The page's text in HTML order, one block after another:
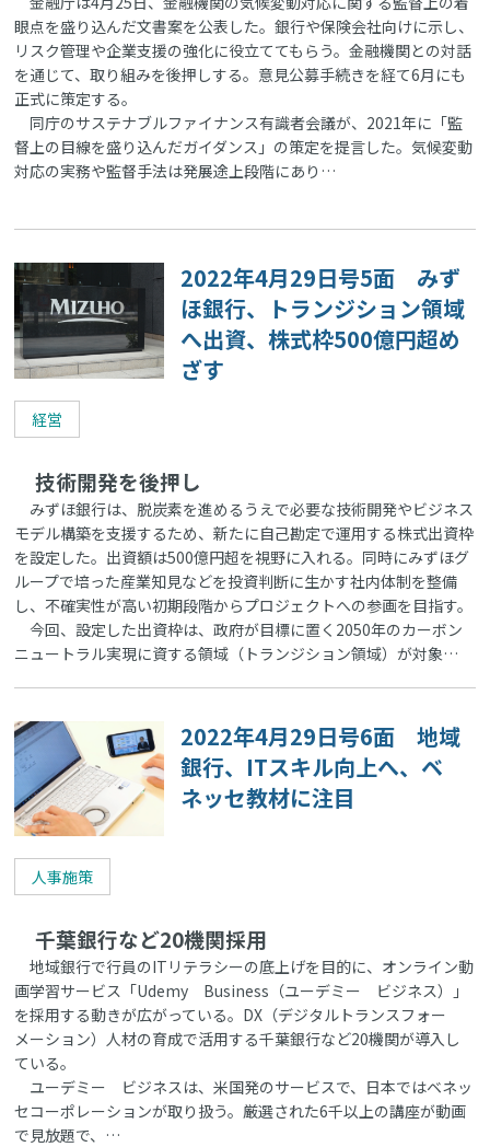
眼点を盛り込んだ文書案を公表した。銀行や保険会社向けに示し、
リスク管理や企業支援の強化に役立ててもらう。金融機関との対話
を通じて、取り組みを後押しする。意見公募手続きを経て6月にも
正式に策定する。
同庁のサステナブルファイナンス有識者会議が、2021年に「監
督上の目線を盛り込んだガイダンス」の策定を提言した。気候変動
対応の実務や監督手法は発展途上段階にあり…
2022年4月29日号5面 みず
ほ銀行、トランジション領域
へ出資、株式枠500億円超め
ざす
経営
技術開発を後押し
みずほ銀行は、脱炭素を進めるうえで必要な技術開発やビジネス
モデル構築を支援するため、新たに自己勘定で運用する株式出資枠
を設定した。出資額は500億円超を視野に入れる。同時にみずほグ
ループで培った産業知見などを投資判断に生かす社内体制を整備
し、不確実性が高い初期段階からプロジェクトへの参画を目指す。
今回、設定した出資枠は、政府が目標に置く2050年のカーボン
ニュートラル実現に資する領域（トランジション領域）が対象…
2022年4月29日号6面 地域
銀行、ITスキル向上へ、ベ
ネッセ教材に注目
人事施策
千葉銀行など20機関採用
地域銀行で行員のITリテラシーの底上げを目的に、オンライン動
画学習サービス「Udemy Business（ユーデミー ビジネス）」
を採用する動きが広がっている。DX（デジタルトランスフォー
メーション）人材の育成で活用する千葉銀行など20機関が導入し
ている。
ユーデミー ビジネスは、米国発のサービスで、日本ではベネッ
セコーポレーションが取り扱う。厳選された6千以上の講座が動画
で見放題で、…